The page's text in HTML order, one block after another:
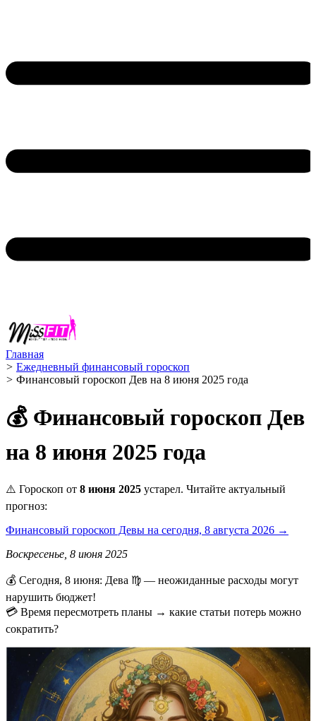
Главная
> Ежедневный финансовый гороскоп
> Финансовый гороскоп Дев на 8 июня 2025 года
💰 Финансовый гороскоп Дев
на 8 июня 2025 года
⚠️ Гороскоп от 8 июня 2025 устарел. Читайте актуальный
прогноз:
Финансовый гороскоп Девы на сегодня, 8 августа 2026 →
Воскресенье, 8 июня 2025
💰 Сегодня, 8 июня: Дева ♍ — неожиданные расходы могут
нарушить бюджет!
💳 Время пересмотреть планы → какие статьи потерь можно
сократить?